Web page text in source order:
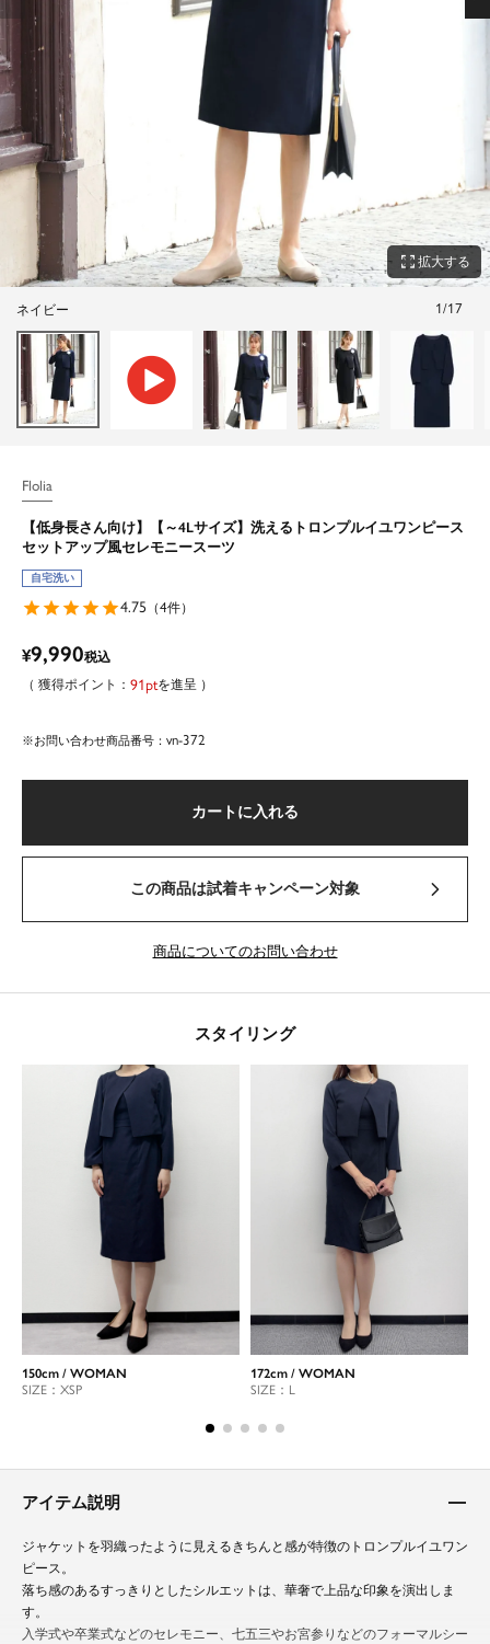
zoom_out_map 拡大する
ネイビー 1/17
Flolia
【低身長さん向け】【～4Lサイズ】洗えるトロンプルイユワンピース
セットアップ風セレモニースーツ
自宅洗い
4.75 （4件）
¥9,990税込
91 を進呈
商品番号 vn-372
カートに入れる
この商品は試着キャンペーン対象
商品についてのお問い合わせ
スタイリング
150cm / WOMAN
SIZE：XSP
172cm / WOMAN
SIZE：L
アイテム説明
ジャケットを羽織ったように見えるきちんと感が特徴のトロンプルイユワン
ピース。
落ち感のあるすっきりとしたシルエットは、華奢で上品な印象を演出しま
す。
入学式や卒業式などのセレモニー、七五三やお宮参りなどのフォーマルシー